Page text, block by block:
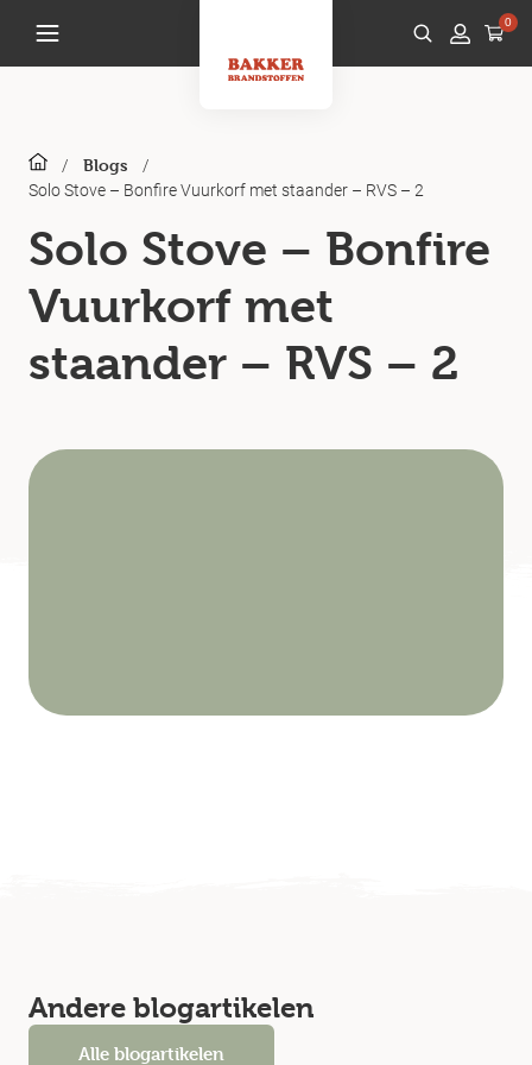
0
/ Blogs
/
Solo Stove – Bonfire Vuurkorf met staander – RVS – 2
Solo Stove – Bonfire
Vuurkorf met
staander – RVS – 2
Andere blogartikelen
Alle blogartikelen